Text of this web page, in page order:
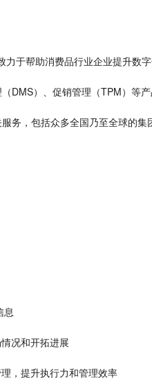
力于帮助消费品行业企业提升数字
DMS）、促销管理（TPM）等
务，包括众多全国乃至全球的集
息
况和开拓进展
，提升执行力和管理效率